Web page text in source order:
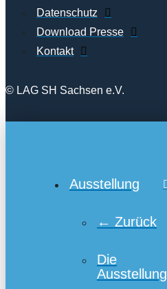
Datenschutz
Download Presse
Kontakt
© LAG SH Sachsen e.V.
Ausstellung
← Zurück
Die
Ausstellung